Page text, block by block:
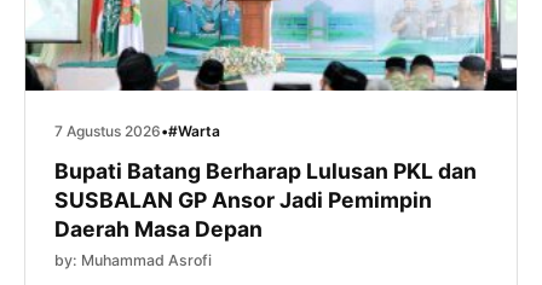
7 Agustus 2026•#Warta
Bupati Batang Berharap Lulusan PKL dan
SUSBALAN GP Ansor Jadi Pemimpin
Daerah Masa Depan
by: Muhammad Asrofi